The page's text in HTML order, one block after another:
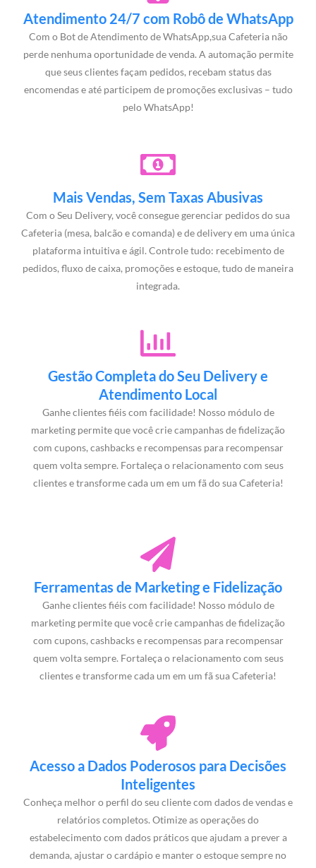
Atendimento 24/7 com Robô de WhatsApp
Com o Bot de Atendimento de WhatsApp,sua Cafeteria não
perde nenhuma oportunidade de venda. A automação permite
que seus clientes façam pedidos, recebam status das
encomendas e até participem de promoções exclusivas – tudo
pelo WhatsApp!
Mais Vendas, Sem Taxas Abusivas
Com o Seu Delivery, você consegue gerenciar pedidos do sua
Cafeteria (mesa, balcão e comanda) e de delivery em uma única
plataforma intuitiva e ágil. Controle tudo: recebimento de
pedidos, fluxo de caixa, promoções e estoque, tudo de maneira
integrada.
Gestão Completa do Seu Delivery e
Atendimento Local
Ganhe clientes fiéis com facilidade! Nosso módulo de
marketing permite que você crie campanhas de fidelização
com cupons, cashbacks e recompensas para recompensar
quem volta sempre. Fortaleça o relacionamento com seus
clientes e transforme cada um em um fã do sua Cafeteria!
Ferramentas de Marketing e Fidelização
Ganhe clientes fiéis com facilidade! Nosso módulo de
marketing permite que você crie campanhas de fidelização
com cupons, cashbacks e recompensas para recompensar
quem volta sempre. Fortaleça o relacionamento com seus
clientes e transforme cada um em um fã sua Cafeteria!
Acesso a Dados Poderosos para Decisões
Inteligentes
Conheça melhor o perfil do seu cliente com dados de vendas e
relatórios completos. Otimize as operações do
estabelecimento com dados práticos que ajudam a prever a
demanda, ajustar o cardápio e manter o estoque sempre no